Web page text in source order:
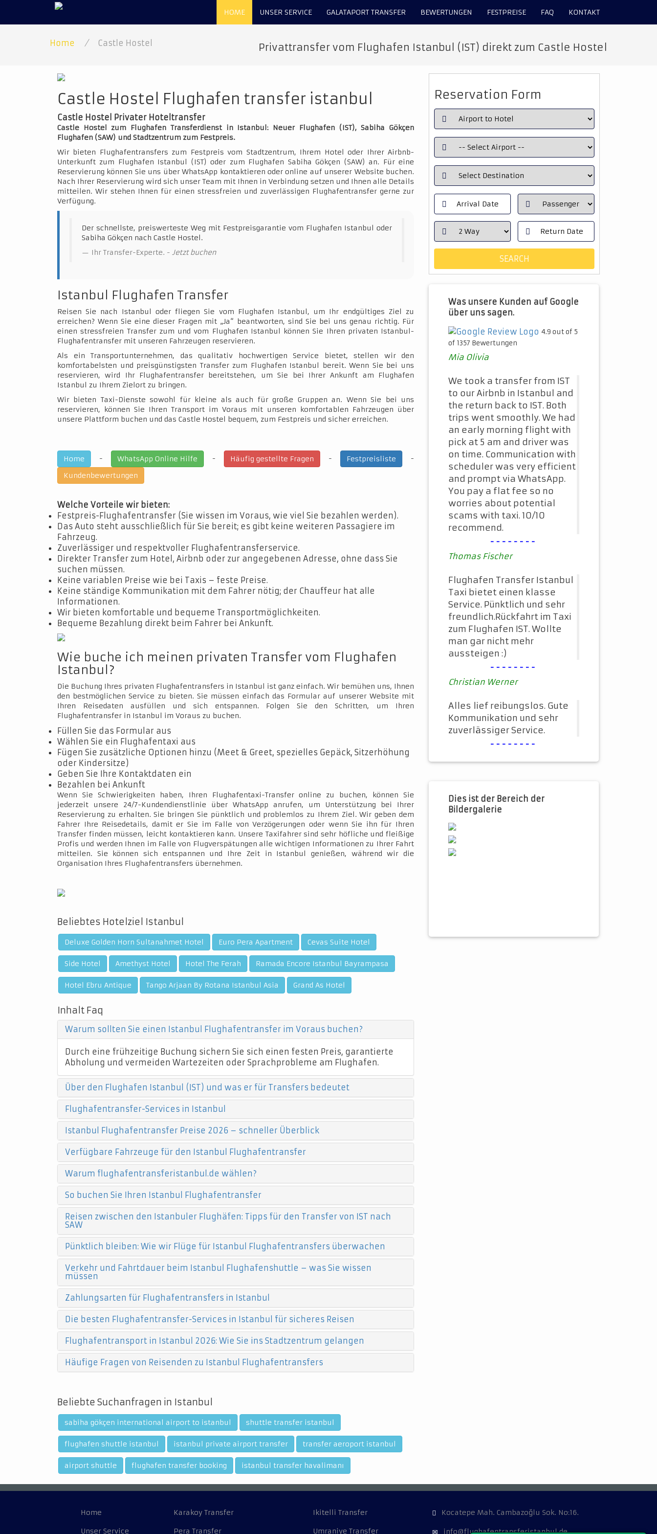
HOME UNSER SERVICE GALATAPORT TRANSFER BEWERTUNGEN FESTPREISE FAQ KONTAKT
Home / Castle Hostel Privattransfer vom Flughafen Istanbul (IST) direkt zum Castle Hostel
Castle Hostel Flughafen transfer istanbul
Castle Hostel Privater Hoteltransfer
Castle Hostel zum Flughafen Transferdienst in Istanbul: Neuer Flughafen (IST), Sabiha Gökçen
Flughafen (SAW) und Stadtzentrum zum Festpreis.
Wir bieten Flughafentransfers zum Festpreis vom Stadtzentrum, Ihrem Hotel oder Ihrer Airbnb-
Unterkunft zum Flughafen Istanbul (IST) oder zum Flughafen Sabiha Gökçen (SAW) an. Für eine
Reservierung können Sie uns über WhatsApp kontaktieren oder online auf unserer Website buchen.
Nach Ihrer Reservierung wird sich unser Team mit Ihnen in Verbindung setzen und Ihnen alle Details
mitteilen. Wir stehen Ihnen für einen stressfreien und zuverlässigen Flughafentransfer gerne zur
Verfügung.
Der schnellste, preiswerteste Weg mit Festpreisgarantie vom Flughafen Istanbul oder
Sabiha Gökçen nach Castle Hostel.
Ihr Transfer-Experte. - Jetzt buchen
Istanbul Flughafen Transfer
Reisen Sie nach Istanbul oder fliegen Sie vom Flughafen Istanbul, um Ihr endgültiges Ziel zu
erreichen? Wenn Sie eine dieser Fragen mit „Ja“ beantworten, sind Sie bei uns genau richtig. Für
einen stressfreien Transfer zum und vom Flughafen Istanbul können Sie Ihren privaten Istanbul-
Flughafentransfer mit unseren Fahrzeugen reservieren.
Als ein Transportunternehmen, das qualitativ hochwertigen Service bietet, stellen wir den
komfortabelsten und preisgünstigsten Transfer zum Flughafen Istanbul bereit. Wenn Sie bei uns
reservieren, wird Ihr Flughafentransfer bereitstehen, um Sie bei Ihrer Ankunft am Flughafen
Istanbul zu Ihrem Zielort zu bringen.
Wir bieten Taxi-Dienste sowohl für kleine als auch für große Gruppen an. Wenn Sie bei uns
reservieren, können Sie Ihren Transport im Voraus mit unseren komfortablen Fahrzeugen über
unsere Plattform buchen und das Castle Hostel bequem, zum Festpreis und sicher erreichen.
Home - WhatsApp Online Hilfe - Häufig gestellte Fragen - Festpreisliste
-
Kundenbewertungen
Welche Vorteile wir bieten:
Festpreis-Flughafentransfer (Sie wissen im Voraus, wie viel Sie bezahlen werden).
Das Auto steht ausschließlich für Sie bereit; es gibt keine weiteren Passagiere im
Fahrzeug.
Zuverlässiger und respektvoller Flughafentransferservice.
Direkter Transfer zum Hotel, Airbnb oder zur angegebenen Adresse, ohne dass Sie
suchen müssen.
Keine variablen Preise wie bei Taxis – feste Preise.
Keine ständige Kommunikation mit dem Fahrer nötig; der Chauffeur hat alle
Informationen.
Wir bieten komfortable und bequeme Transportmöglichkeiten.
Bequeme Bezahlung direkt beim Fahrer bei Ankunft.
Wie buche ich meinen privaten Transfer vom Flughafen
Istanbul?
Die Buchung Ihres privaten Flughafentransfers in Istanbul ist ganz einfach. Wir bemühen uns, Ihnen
den bestmöglichen Service zu bieten. Sie müssen einfach das Formular auf unserer Website mit
Ihren Reisedaten ausfüllen und sich entspannen. Folgen Sie den Schritten, um Ihren
Flughafentransfer in Istanbul im Voraus zu buchen.
Füllen Sie das Formular aus
Wählen Sie ein Flughafentaxi aus
Fügen Sie zusätzliche Optionen hinzu (Meet & Greet, spezielles Gepäck, Sitzerhöhung
oder Kindersitze)
Geben Sie Ihre Kontaktdaten ein
Bezahlen bei Ankunft
Wenn Sie Schwierigkeiten haben, Ihren Flughafentaxi-Transfer online zu buchen, können Sie
jederzeit unsere 24/7-Kundendienstlinie über WhatsApp anrufen, um Unterstützung bei Ihrer
Reservierung zu erhalten. Sie bringen Sie pünktlich und problemlos zu Ihrem Ziel. Wir geben dem
Fahrer Ihre Reisedetails, damit er Sie im Falle von Verzögerungen oder wenn Sie ihn für Ihren
Transfer finden müssen, leicht kontaktieren kann. Unsere Taxifahrer sind sehr höfliche und fleißige
Profis und werden Ihnen im Falle von Flugverspätungen alle wichtigen Informationen zu Ihrer Fahrt
mitteilen. Sie können sich entspannen und Ihre Zeit in Istanbul genießen, während wir die
Organisation Ihres Flughafentransfers übernehmen.
Beliebtes Hotelziel Istanbul
Deluxe Golden Horn Sultanahmet Hotel Euro Pera Apartment Cevas Suite Hotel
Side Hotel Amethyst Hotel Hotel The Ferah Ramada Encore Istanbul Bayrampasa
Hotel Ebru Antique Tango Arjaan By Rotana Istanbul Asia Grand As Hotel
Inhalt Faq
Warum sollten Sie einen Istanbul Flughafentransfer im Voraus buchen?
Durch eine frühzeitige Buchung sichern Sie sich einen festen Preis, garantierte
Abholung und vermeiden Wartezeiten oder Sprachprobleme am Flughafen.
Über den Flughafen Istanbul (IST) und was er für Transfers bedeutet
Flughafentransfer-Services in Istanbul
Istanbul Flughafentransfer Preise 2026 – schneller Überblick
Verfügbare Fahrzeuge für den Istanbul Flughafentransfer
Warum flughafentransferistanbul.de wählen?
So buchen Sie Ihren Istanbul Flughafentransfer
Reisen zwischen den Istanbuler Flughäfen: Tipps für den Transfer von IST nach
SAW
Pünktlich bleiben: Wie wir Flüge für Istanbul Flughafentransfers überwachen
Verkehr und Fahrtdauer beim Istanbul Flughafenshuttle – was Sie wissen
müssen
Zahlungsarten für Flughafentransfers in Istanbul
Die besten Flughafentransfer-Services in Istanbul für sicheres Reisen
Flughafentransport in Istanbul 2026: Wie Sie ins Stadtzentrum gelangen
Häufige Fragen von Reisenden zu Istanbul Flughafentransfers
Beliebte Suchanfragen in Istanbul
sabiha gökçen international airport to istanbul shuttle transfer istanbul
flughafen shuttle istanbul istanbul private airport transfer transfer aeroport istanbul
airport shuttle flughafen transfer booking istanbul transfer havalimanı
Reservation Form
Was unsere Kunden auf Google
über uns sagen.
4.9 out of 5
of 1357 Bewertungen
Mia Olivia
We took a transfer from IST
to our Airbnb in Istanbul and
the return back to IST. Both
trips went smoothly. We had
an early morning flight with
pick at 5 am and driver was
on time. Communication with
scheduler was very efficient
and prompt via WhatsApp.
You pay a flat fee so no
worries about potential
scams with taxi. 10/10
recommend.
--------
Thomas Fischer
Flughafen Transfer Istanbul
Taxi bietet einen klasse
Service. Pünktlich und sehr
freundlich.Rückfahrt im Taxi
zum Flughafen IST. Wollte
man gar nicht mehr
aussteigen :)
--------
Christian Werner
Alles lief reibungslos. Gute
Kommunikation und sehr
zuverlässiger Service.
--------
Dies ist der Bereich der
Bildergalerie
Home
Unser Service
Karakoy Transfer
Pera Transfer
Ikitelli Transfer
Umraniye Transfer
Kocatepe Mah. Cambazoğlu Sok. No:16.
info@flughafentransferistanbul.de